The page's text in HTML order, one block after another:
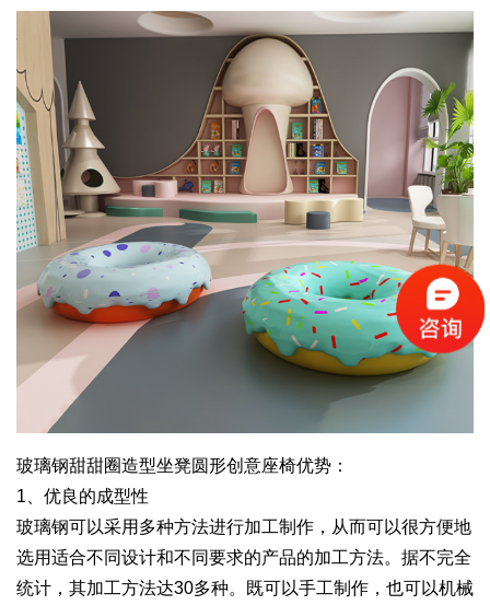
玻璃钢甜甜圈造型坐凳圆形创意座椅优势：
1、优良的成型性
玻璃钢可以采用多种方法进行加工制作，从而可以很方便地
选用适合不同设计和不同要求的产品的加工方法。据不完全
统计，其加工方法达30多种。既可以手工制作，也可以机械